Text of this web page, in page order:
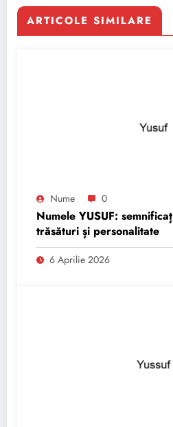
ARTICOLE SIMILARE
Nume 0
Numele YUSUF:
trăsături și personalitate
6 Aprilie 2026